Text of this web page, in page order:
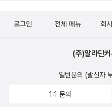
로그인 전체 메뉴 회
(주)알라딘
일반문의 (발신자
1:1 문의